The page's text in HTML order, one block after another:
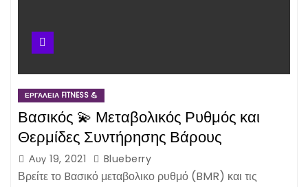
ΕΡΓΑΛΕΊΑ FITNESS 💪
Βασικός 💫 Μεταβολικός Ρυθμός και
Θερμίδες Συντήρησης Βάρους
Αυγ 19, 2021 Blueberry
Βρείτε το Bασικό μεταβολικο ρυθμό (BMR) και τις